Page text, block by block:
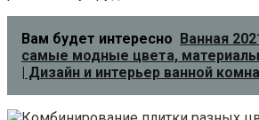
Вам будет интересно Ванная
самые модные цвета,
| Дизайн и интерьер ванной